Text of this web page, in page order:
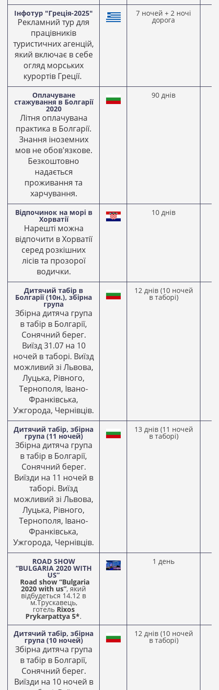
Інфотур "Греція-2025"
Рекламний тур для
працівників
туристичних агенцій,
який включає в себе
огляд морських
курортів Греції.
7 ночей + 2 ночі
дорога
Оплачуване
стажування в Болгарії
2020
Літня оплачувана
практика в Болгарії.
Знання іноземних
мов не обов'язкове.
Безкоштовно
надається
проживання та
харчування.
90 днів
Відпочинок на морі в
Хорватії
Нарешті можна
відпочити в Хорватії
серед розкішних
лісів та прозорої
водички.
10 днів
Дитячий табір в
Болгарії (10н.), збірна
група
Збірна дитяча група
в табір в Болгарії,
Сонячний берег.
Виїзд 31.07 на 10
ночей в таборі. Виїзд
можливий зі Львова,
Луцька, Рівного,
Тернополя, Івано-
Франківська,
Ужгорода, Чернівців.
12 днів (10 ночей
в таборі)
Дитячий табір, збірна
група (11 ночей)
Збірна дитяча група
в табір в Болгарії,
Сонячний берег.
Виїзди на 11 ночей в
таборі. Виїзд
можливий зі Львова,
Луцька, Рівного,
Тернополя, Івано-
Франківська,
Ужгорода, Чернівців.
13 днів (11 ночей
в таборі)
ROAD SHOW
“BULGARIA 2020 WITH
US”
Road show “Bulgaria
2020 with us”, який
відбудеться 14.12 в
м.Трускавець,
готель Rixos
Prykarpattya 5*.
1 день
Дитячий табір, збірна
група (10 ночей)
Збірна дитяча група
в табір в Болгарії,
Сонячний берег.
Виїзди на 10 ночей в
12 днів (10 ночей
в таборі)